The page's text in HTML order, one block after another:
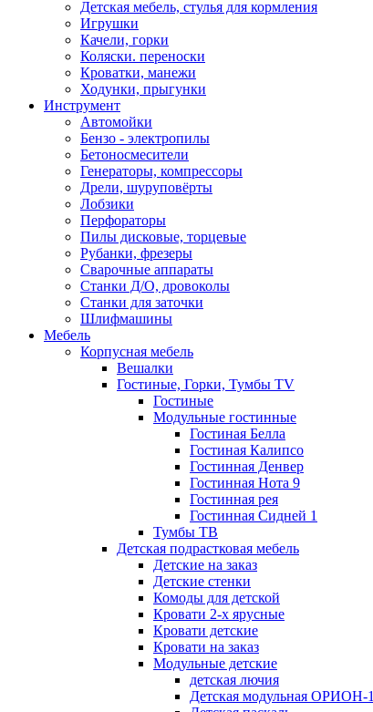
Детская мебель, стулья для кормления
Игрушки
Качели, горки
Коляски. переноски
Кроватки, манежи
Ходунки, прыгунки
Инструмент
Автомойки
Бензо - электропилы
Бетоносмесители
Генераторы, компрессоры
Дрели, шуруповёрты
Лобзики
Перфораторы
Пилы дисковые, торцевые
Рубанки, фрезеры
Сварочные аппараты
Станки Д/О, дровоколы
Станки для заточки
Шлифмашины
Мебель
Корпусная мебель
Вешалки
Гостиные, Горки, Тумбы TV
Гостиные
Модульные гостинные
Гостиная Белла
Гостиная Калипсо
Гостинная Денвер
Гостинная Нота 9
Гостинная рея
Гостинная Сидней 1
Тумбы ТВ
Детская подрастковая мебель
Детские на заказ
Детские стенки
Комоды для детской
Кровати 2-х ярусные
Кровати детские
Кровати на заказ
Модульные детские
детская лючия
Детская модульная ОРИОН-1